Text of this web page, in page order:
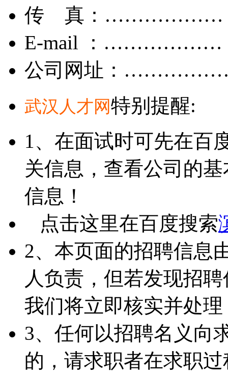
传 真：………………
E-mail ：………………
公司网址：
武汉人才网特别提醒:
1、在面试时可先在百
关信息，查看公司的
信息！
点击这里在百度搜索
2、本页面的招聘信息
人负责，但若发现招
我们将立即核实并处理
3、任何以招聘名义向
的，请求职者在求职